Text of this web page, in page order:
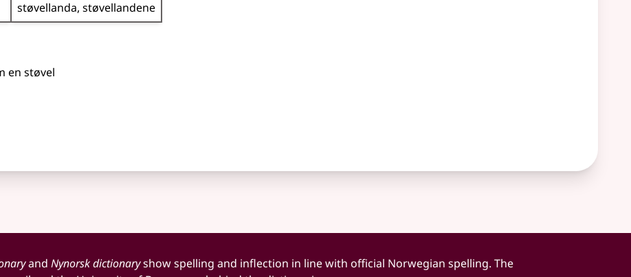
støvellanda støvellandene
en støvel
and Nynorsk dictionaryshow spelling and inflection in line with official Norwegian spelling. The